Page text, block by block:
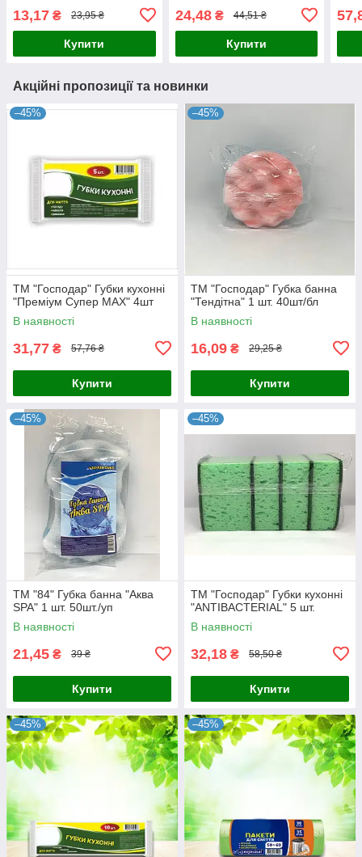
13,17 ₴ 23,95 ₴
Купити
24,48₴ 44,51 ₴
Купити
Акційні пропозиції та новинки
–45%
ТМ "Господар" Губки кухонні
"Преміум Супер МАХ" 4шт
В наявності
31,77 ₴ 57,76 ₴
Купити
–45%
ТМ "Господар" Губка банна
"Тендітна" 1 шт. 40шт/бл
В наявності
16,09 ₴ 29,25 ₴
Купити
–45%
ТМ "84" Губка банна "Аква
SPA" 1 шт. 50шт./уп
В наявності
21,45 ₴ 39 ₴
Купити
–45%
ТМ "Господар" Губки кухонні
"ANTIBACTERIAL" 5 шт.
В наявності
32,18 ₴ 58,50 ₴
Купити
–45% –45%